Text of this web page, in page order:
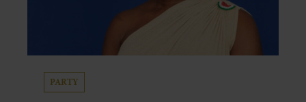
PARTY